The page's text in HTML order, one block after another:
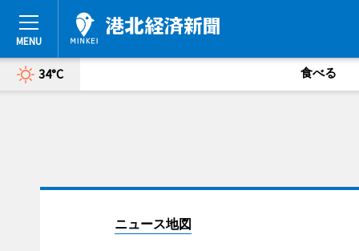
34°C 食べる
ニュース地図